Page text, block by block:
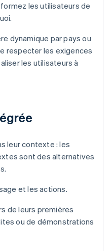
les utilisateurs de
dynamique par pays ou
respecter les exigences
les utilisateurs à
leur contexte : les
sont des alternatives
et les actions.
de leurs premières
ou de démonstrations